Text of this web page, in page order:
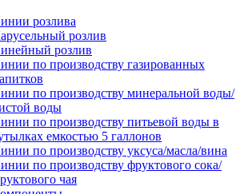
розлива
розлив
розлив
по производству газированных
по производству минеральной воды/
воды
по производству питьевой воды в
емкостью 5 галлонов
по производству уксуса/масла/вина
по производству фруктового сока/
чая